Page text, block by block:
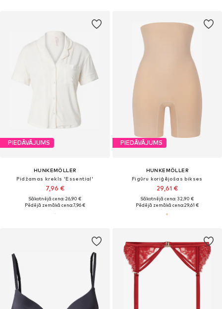
PIEDĀVĀJUMS
HUNKEMÖLLER
Pidžamas krekls 'Essential'
7,96 €
Sākotnējā cena: 26,90 €
Pēdējā zemākā cena:7,96 €
PIEDĀVĀJUMS
HUNKEMÖLLER
Figūru koriģējošas bikses
29,61 €
Sākotnējā cena: 32,90 €
Pēdējā zemākā cena:29,61 €